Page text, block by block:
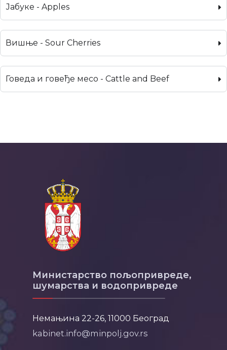
Јабуке - Apples
Вишње - Sour Cherries
Говеда и говеђе месо - Cattle and Beef
Министарство пољопривреде,
шумарства и водопривреде
Немањина 22-26, 11000 Београд
kabinet.info@minpolj.gov.rs